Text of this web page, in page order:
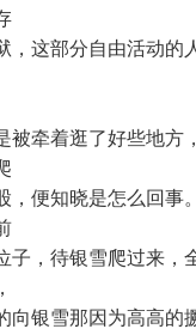
，这部分自由活动的
牵着逛了好些地方
，便知晓是怎么回事
子，待银雪爬过来，
向银雪那因为高高的